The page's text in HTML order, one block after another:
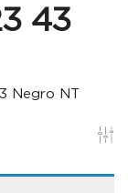
43
Negro NT